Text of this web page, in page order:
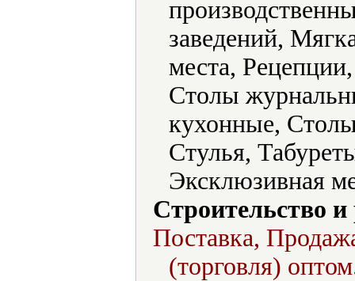
заведений,
места,
Столы
кухонные,
Стулья,
Эксклюзивная
Строительство
Поставка,
(торговля)